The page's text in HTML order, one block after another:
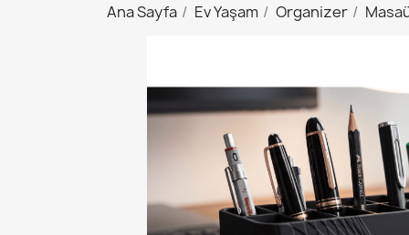
Ana Sayfa Ev Yaşam Organizer